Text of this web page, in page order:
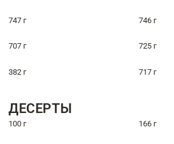
747 г 746 г
707 г 725 г
382 г 717 г
ДЕСЕРТЫ
100 г 166 г